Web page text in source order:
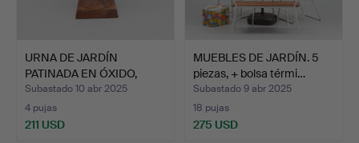
URNA DE JARDÍN
PATINADA EN ÓXIDO,
CONTEMPO…
Subastado 10 abr 2025
4 pujas
211 USD
MUEBLES DE JARDÍN. 5
piezas, + bolsa térmi…
Subastado 9 abr 2025
18 pujas
275 USD